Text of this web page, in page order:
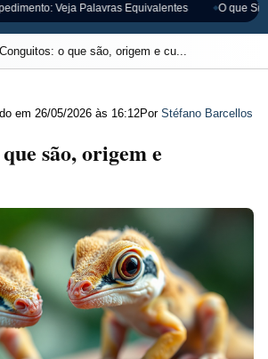
Veja Palavras Equivalentes O que
Conguitos: o que são, origem e cu...
em 26/05/2026 às 16:12Por Stéfano Barcellos
são, origem e